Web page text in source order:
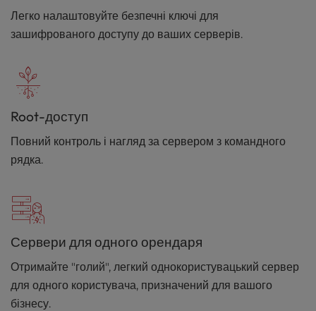
Легко налаштовуйте безпечні ключі для
зашифрованого доступу до ваших серверів.
Root-доступ
Повний контроль і нагляд за сервером з командного
рядка.
Сервери для одного орендаря
Отримайте "голий", легкий однокористувацький сервер
для одного користувача, призначений для вашого
бізнесу.